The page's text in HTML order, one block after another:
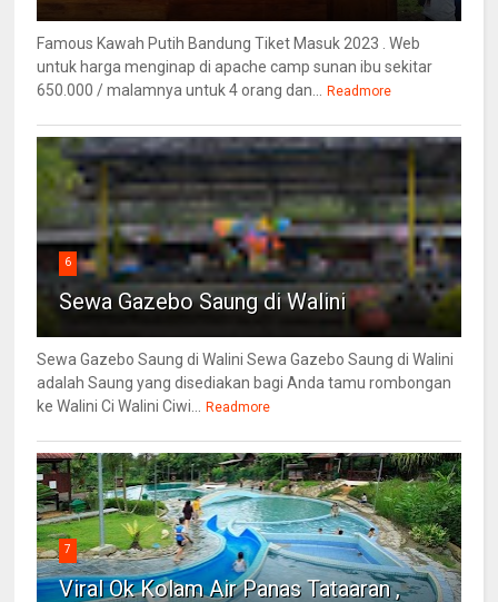
Famous Kawah Putih Bandung Tiket Masuk 2023 . Web
untuk harga menginap di apache camp sunan ibu sekitar
650.000 / malamnya untuk 4 orang dan...
Readmore
6
Sewa Gazebo Saung di Walini
Sewa Gazebo Saung di Walini Sewa Gazebo Saung di Walini
adalah Saung yang disediakan bagi Anda tamu rombongan
ke Walini Ci Walini Ciwi...
Readmore
7
Viral Ok Kolam Air Panas Tataaran ,